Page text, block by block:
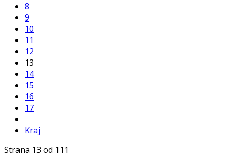
8
9
10
11
12
13
14
15
16
17
Kraj
Strana 13 od 111